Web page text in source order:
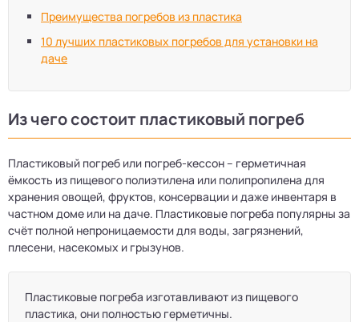
Преимущества погребов из пластика
10 лучших пластиковых погребов для установки на
даче
Из чего состоит пластиковый погреб
Пластиковый погреб или погреб-кессон – герметичная
ёмкость из пищевого полиэтилена или полипропилена для
хранения овощей, фруктов, консервации и даже инвентаря в
частном доме или на даче. Пластиковые погреба популярны за
счёт полной непроницаемости для воды, загрязнений,
плесени, насекомых и грызунов.
Пластиковые погреба изготавливают из пищевого
пластика, они полностью герметичны.